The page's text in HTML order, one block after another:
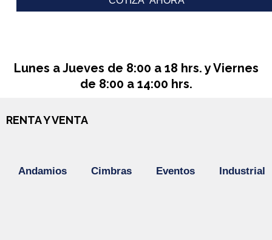
Lunes a Jueves de 8:00 a 18 hrs. y Viernes
de 8:00 a 14:00 hrs.
RENTA Y VENTA
Andamios Cimbras Eventos Industrial